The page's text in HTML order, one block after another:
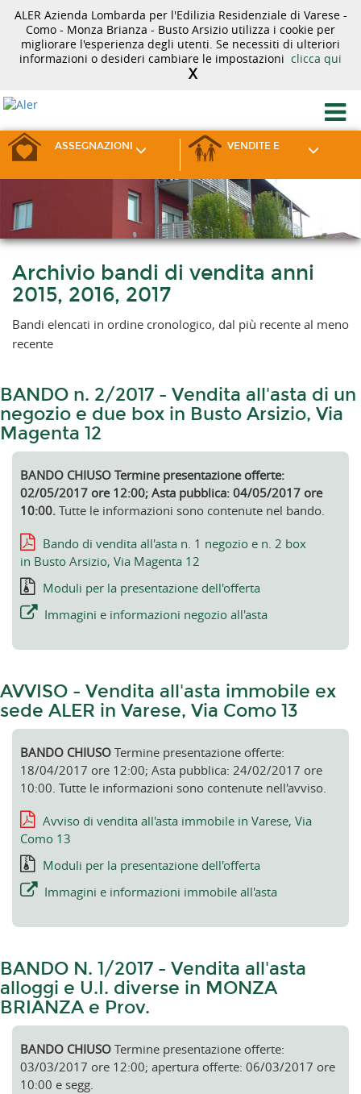
ALER Azienda Lombarda per l'Edilizia Residenziale di Varese -
Como - Monza Brianza - Busto Arsizio utilizza i cookie per
migliorare l'esperienza degli utenti. Se necessiti di ulteriori
informazioni o desideri cambiare le impostazioni clicca qui
X
ASSEGNAZIONI VENDITE E
Archivio bandi di vendita anni
2015, 2016, 2017
Bandi elencati in ordine cronologico, dal più recente al meno
recente
BANDO n. 2/2017 - Vendita all'asta di un
negozio e due box in Busto Arsizio, Via
Magenta 12
BANDO CHIUSO Termine presentazione offerte:
02/05/2017 ore 12:00; Asta pubblica: 04/05/2017 ore
10:00. Tutte le informazioni sono contenute nel bando.
Bando di vendita all'asta n. 1 negozio e n. 2 box
in Busto Arsizio, Via Magenta 12
Moduli per la presentazione dell'offerta
Immagini e informazioni negozio all'asta
AVVISO - Vendita all'asta immobile ex
sede ALER in Varese, Via Como 13
BANDO CHIUSO Termine presentazione offerte:
18/04/2017 ore 12:00; Asta pubblica: 24/02/2017 ore
10:00. Tutte le informazioni sono contenute nell'avviso.
Avviso di vendita all'asta immobile in Varese, Via
Como 13
Moduli per la presentazione dell'offerta
Immagini e informazioni immobile all'asta
BANDO N. 1/2017 - Vendita all'asta
alloggi e U.I. diverse in MONZA
BRIANZA e Prov.
BANDO CHIUSO Termine presentazione offerte:
03/03/2017 ore 12:00; apertura offerte: 06/03/2017 ore
10:00 e segg.